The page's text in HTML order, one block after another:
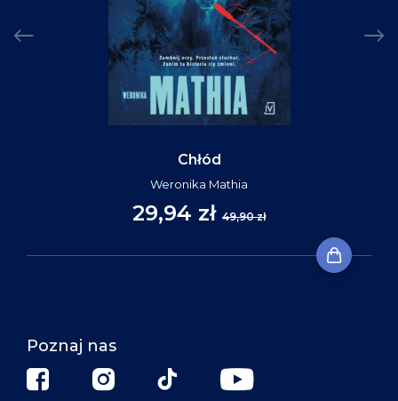
Chłód
Weronika Mathia
29,94 zł 49,90 zł
Poznaj nas